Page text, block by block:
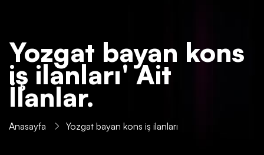
Yozgat bayan kons
iş ilanları' Ait
İlanlar.
Anasayfa Yozgat bayan kons iş ilanları